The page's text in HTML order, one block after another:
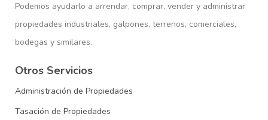
Podemos ayudarlo a arrendar, comprar, vender y administrar
propiedades industriales, galpones, terrenos, comerciales,
bodegas y similares.
Otros Servicios
Administración de Propiedades
Tasación de Propiedades